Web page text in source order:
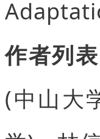
作者列表
(中山大